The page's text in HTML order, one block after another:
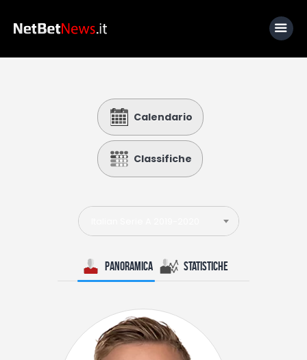
Calcio
Basket
Tennis
Lo Sapevi Che
I consigli di Giulia
Calendario
Classifiche
Panoramica Statistiche